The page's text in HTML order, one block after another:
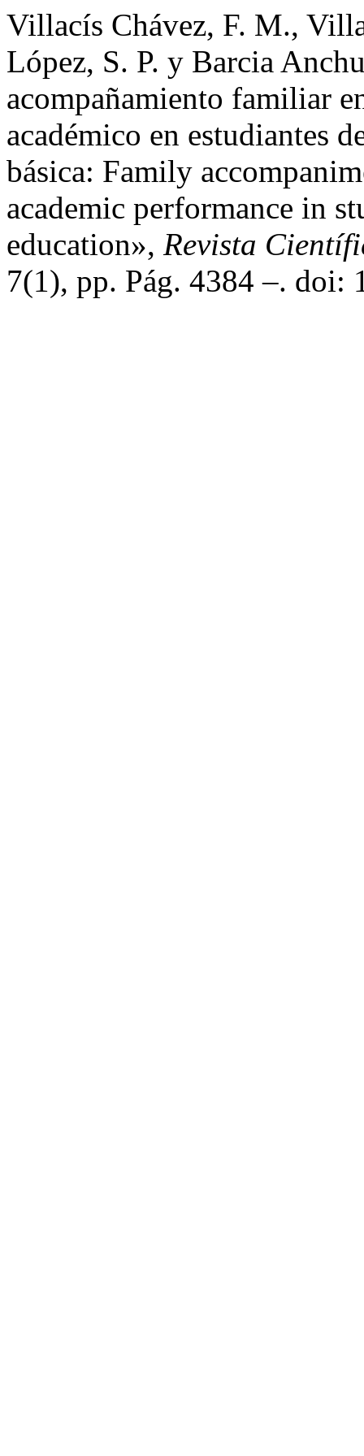
Villacís Chávez, F. M.,
López, S. P. y Barcia
acompañamiento familiar
académico en estudiantes
básica: Family
academic performance in
education», Revista
7(1), pp. Pág. 4384 –. doi: